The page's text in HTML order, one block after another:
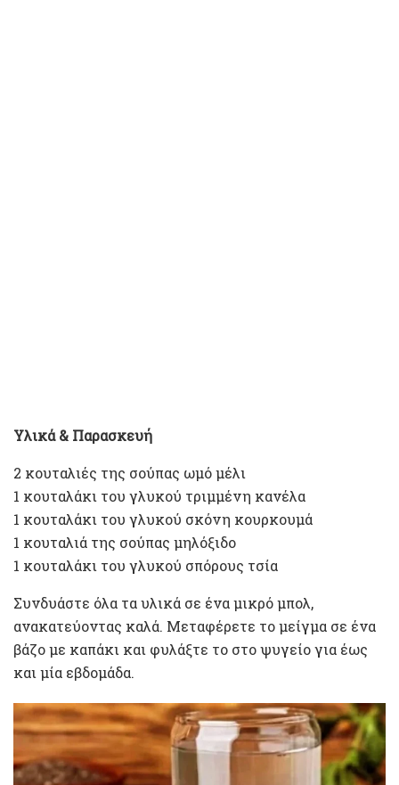
Υλικά & Παρασκευή
2 κουταλιές της σούπας ωμό μέλι
1 κουταλάκι του γλυκού τριμμένη κανέλα
1 κουταλάκι του γλυκού σκόνη κουρκουμά
1 κουταλιά της σούπας μηλόξιδο
1 κουταλάκι του γλυκού σπόρους τσία
Συνδυάστε όλα τα υλικά σε ένα μικρό μπολ,
ανακατεύοντας καλά. Μεταφέρετε το μείγμα σε ένα
βάζο με καπάκι και φυλάξτε το στο ψυγείο για έως
και μία εβδομάδα.